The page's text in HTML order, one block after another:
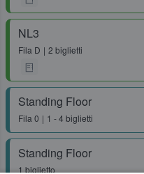
NL3
Fila D 2 biglietti
Standing Floor
Fila 0 1 - 4 biglietti
Standing Floor
1 biglietto